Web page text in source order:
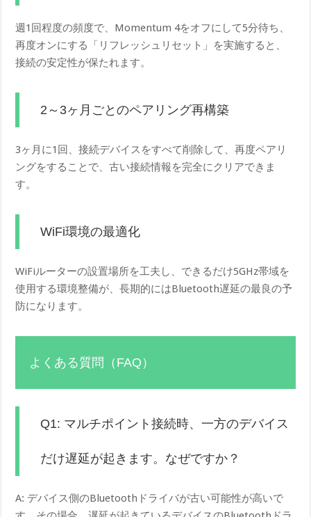
週1回程度の頻度で、Momentum 4をオフにして5分待ち、
再度オンにする「リフレッシュリセット」を実施すると、
接続の安定性が保たれます。
2～3ヶ月ごとのペアリング再構築
3ヶ月に1回、接続デバイスをすべて削除して、再度ペアリ
ングをすることで、古い接続情報を完全にクリアできま
す。
WiFi環境の最適化
WiFiルーターの設置場所を工夫し、できるだけ5GHz帯域を
使用する環境整備が、長期的にはBluetooth遅延の最良の予
防になります。
よくある質問（FAQ）
Q1: マルチポイント接続時、一方のデバイス
だけ遅延が起きます。なぜですか？
A: デバイス側のBluetoothドライバが古い可能性が高いで